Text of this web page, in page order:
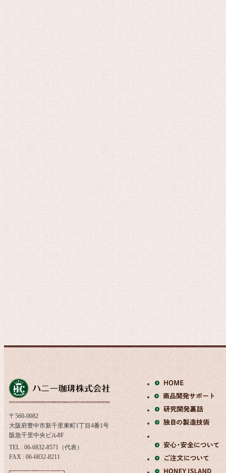
〒560-0082
大阪府豊中市新千里東町1丁目4番1号
阪急千里中央ビル8F
TEL : 06-6832-8571（代表）
FAX : 06-6832-8211